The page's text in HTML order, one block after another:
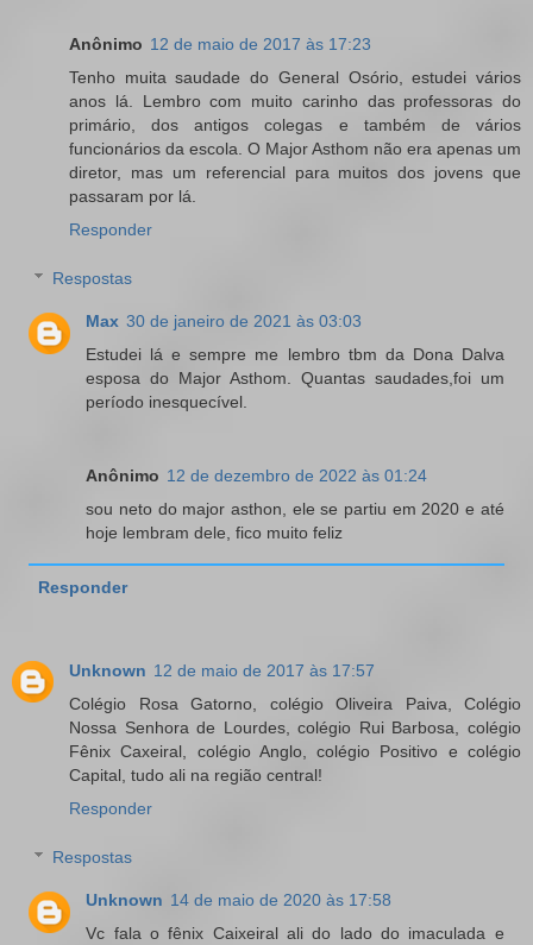
Anônimo 12 de maio de 2017 às 17:23
Tenho muita saudade do General Osório, estudei vários
anos lá. Lembro com muito carinho das professoras do
primário, dos antigos colegas e também de vários
funcionários da escola. O Major Asthom não era apenas um
diretor, mas um referencial para muitos dos jovens que
passaram por lá.
Responder
Respostas
Max 30 de janeiro de 2021 às 03:03
Estudei lá e sempre me lembro tbm da Dona Dalva
esposa do Major Asthom. Quantas saudades,foi um
período inesquecível.
Anônimo 12 de dezembro de 2022 às 01:24
sou neto do major asthon, ele se partiu em 2020 e até
hoje lembram dele, fico muito feliz
Responder
Unknown 12 de maio de 2017 às 17:57
Colégio Rosa Gatorno, colégio Oliveira Paiva, Colégio
Nossa Senhora de Lourdes, colégio Rui Barbosa, colégio
Fênix Caxeiral, colégio Anglo, colégio Positivo e colégio
Capital, tudo ali na região central!
Responder
Respostas
Unknown 14 de maio de 2020 às 17:58
Vc fala o fênix Caixeiral ali do lado do imaculada e